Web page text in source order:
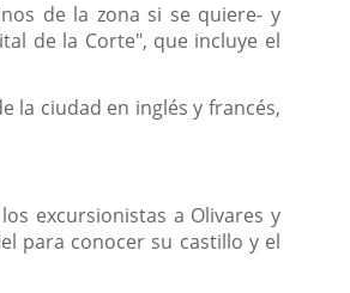
de la zona si se quiere- y
de la Corte", que incluye el
la ciudad en inglés y francés,
excursionistas a Olivares y
para conocer su castillo y el